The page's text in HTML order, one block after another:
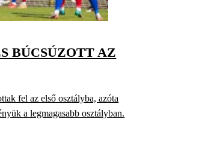
BÚCSÚZOTT AZ
fel az első osztályba, azóta
a legmagasabb osztályban.